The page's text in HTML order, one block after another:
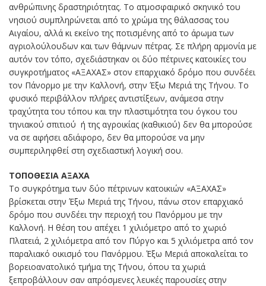
ανθρώπινης δραστηριότητας. Το ατμοσφαιρικό σκηνικό του
νησιού συμπληρώνεται από το χρώμα της θάλασσας του
Αιγαίου, αλλά κι εκείνο της ποτισμένης από το άρωμα των
αγριολούλουδων και των θάμνων πέτρας. Σε πλήρη αρμονία με
αυτόν τον τόπο, σχεδιάστηκαν οι δύο πέτρινες κατοικίες του
συγκροτήματος «ΑΞΑΧΑΣ» στον επαρχιακό δρόμο που συνδέει
τον Πάνορμο με την Καλλονή, στην Έξω Μεριά της Τήνου. Το
φυσικό περιβάλλον πλήρες αντιστίξεων, ανάμεσα στην
τραχύτητα του τόπου και την πλαστιμότητα του όγκου του
τηνιακού σπιτιού ή της αγροικίας (καθικιού) δεν θα μπορούσε
να σε αφήσει αδιάφορο, δεν θα μπορούσε να μην
συμπεριληφθεί στη σχεδιαστική λογική σου.
ΤΟΠΟΘΕΣΙΑ ΑΞΑΧΑ
Το συγκρότημα των δύο πέτρινων κατοικιών «ΑΞΑΧΑΣ»
βρίσκεται στην Έξω Μεριά της Τήνου, πάνω στον επαρχιακό
δρόμο που συνδέει την περιοχή του Πανόρμου με την
Καλλονή. Η θέση του απέχει 1 χιλιόμετρο από το χωριό
Πλατειά, 2 χιλιόμετρα από τον Πύργο και 5 χιλιόμετρα από τον
παραλιακό οικισμό του Πανόρμου. Έξω Μεριά αποκαλείται το
βορειοανατολικό τμήμα της Τήνου, όπου τα χωριά
ξεπροβάλλουν σαν απρόσμενες λευκές παρουσίες στην